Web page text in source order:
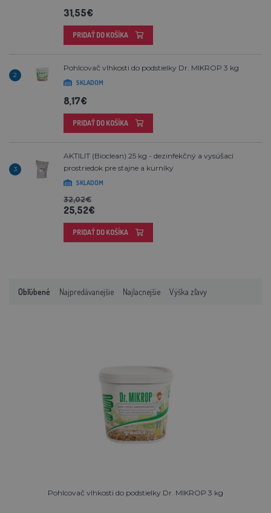
31,55€
PRIDAŤ DO KOŠÍKA
2
Pohlcovač vlhkosti do podstielky Dr. MIKROP 3 kg
SKLADOM
8,17€
PRIDAŤ DO KOŠÍKA
3
AKTILIT (Bioclean) 25 kg - dezinfekčný a vysúšací
prostriedok pre stajne a kurníky
SKLADOM
32,02€
25,52€
PRIDAŤ DO KOŠÍKA
Obľúbené Najpredávanejšie Najlacnejšie Výška zľavy
Pohlcovač vlhkosti do podstielky Dr. MIKROP 3 kg